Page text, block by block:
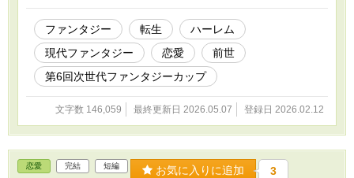
ファンタジー 転生
ハーレム
現代ファンタジー
恋愛
前世
第6回次世代ファンタジーカップ
文字数 146,059 最終更新日 2026.05.07 登録日 2026.02.12
恋愛 完結 短編 お気に入りに追加 3